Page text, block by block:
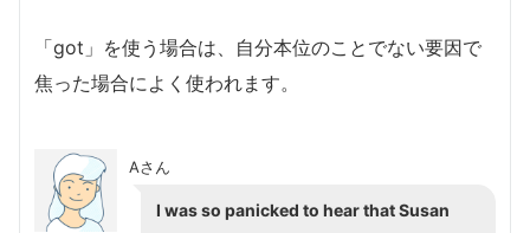
「got」を使う場合は、自分本位のことでない要因で
焦った場合によく使われます。
Aさん
I was so panicked to hear that Susan